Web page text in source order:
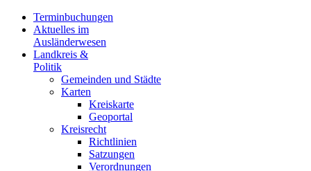
Terminbuchungen
Aktuelles im
Ausländerwesen
Landkreis &
Politik
Gemeinden und Städte
Karten
Kreiskarte
Geoportal
Kreisrecht
Richtlinien
Satzungen
Verordnungen